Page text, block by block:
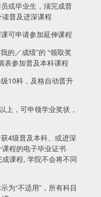
或毕业生，须完成普
普及进深课程
可申请参加延伸课程
的／成绩”的 “领取奖
表参加普及本科课程
10科，及格自动晋升
上，可申领学业奖状，
4级普及本科、或进深
程的电子毕业证书
成课程, 学院不会将不同
为“不适用”，所有科目